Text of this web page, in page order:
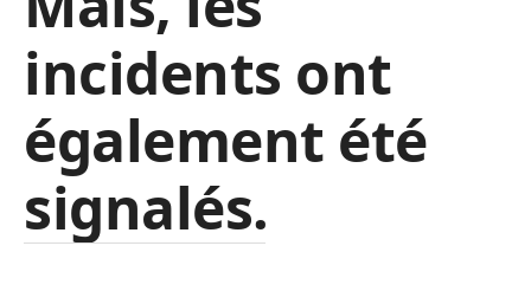
incidents ont
également été
signalés.